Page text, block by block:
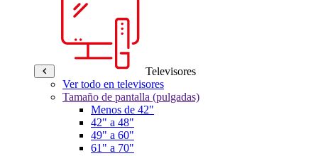
Televisores
Ver todo en televisores
Tamaño de pantalla (pulgadas)
Menos de 42"
42" a 48"
49" a 60"
61" a 70"